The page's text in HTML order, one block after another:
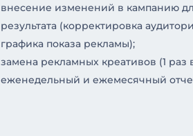
внесение изменений в кампанию
результата (корректировка
графика показа рекламы);
замена рекламных креативов (1 раз
еженедельный и ежемесячный